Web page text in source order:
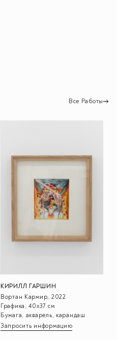
Все Работы
КИРИЛЛ ГАРШИН
Вортан Кармир, 2022
Графика, 40х37 см
Бумага, акварель, карандаш
Запросить информацию